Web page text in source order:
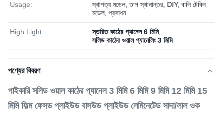
Usage:
স্থাপত্য মডেল, তাপ স্থানান্তর, DIY, বালি টেবিল
মডেল, প্রসাধন
High Light: স্তরিত কাঠের প্যানেল 6 মিমি,
সলিড কাঠের ওয়াল প্যানেলিং 3 মিমি
পণ্যের বিবরণ
পাইকারি সলিড ওয়াল কাঠের প্যানেল 3 মিমি 6 মিমি 9 মিমি 12 মিমি 15
মিমি ফিল্ম ফেসড প্লাইউড বাসউড প্লাইউড লেমিনেটেড সাদা/লাল ওক